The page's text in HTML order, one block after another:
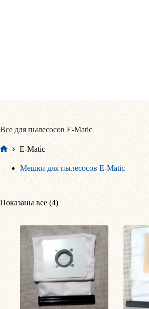
Все для пылесосов E-Matic
E-Matic
Мешки для пылесосов E-Matic
Показаны все (4)Сортировка: